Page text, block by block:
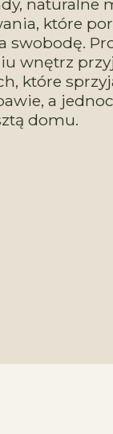
naturalne
które
swobodę.
wnętrz
które
a
domu.